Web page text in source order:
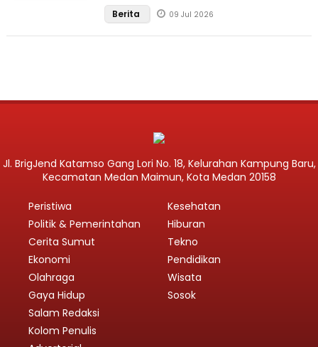
Berita 09 Jul 2026
Jl. BrigJend Katamso Gang Lori No. 18, Kelurahan Kampung Baru,
Kecamatan Medan Maimun, Kota Medan 20158
Peristiwa
Politik & Pemerintahan
Cerita Sumut
Ekonomi
Olahraga
Gaya Hidup
Kesehatan
Hiburan
Tekno
Pendidikan
Wisata
Sosok
Salam Redaksi
Kolom Penulis